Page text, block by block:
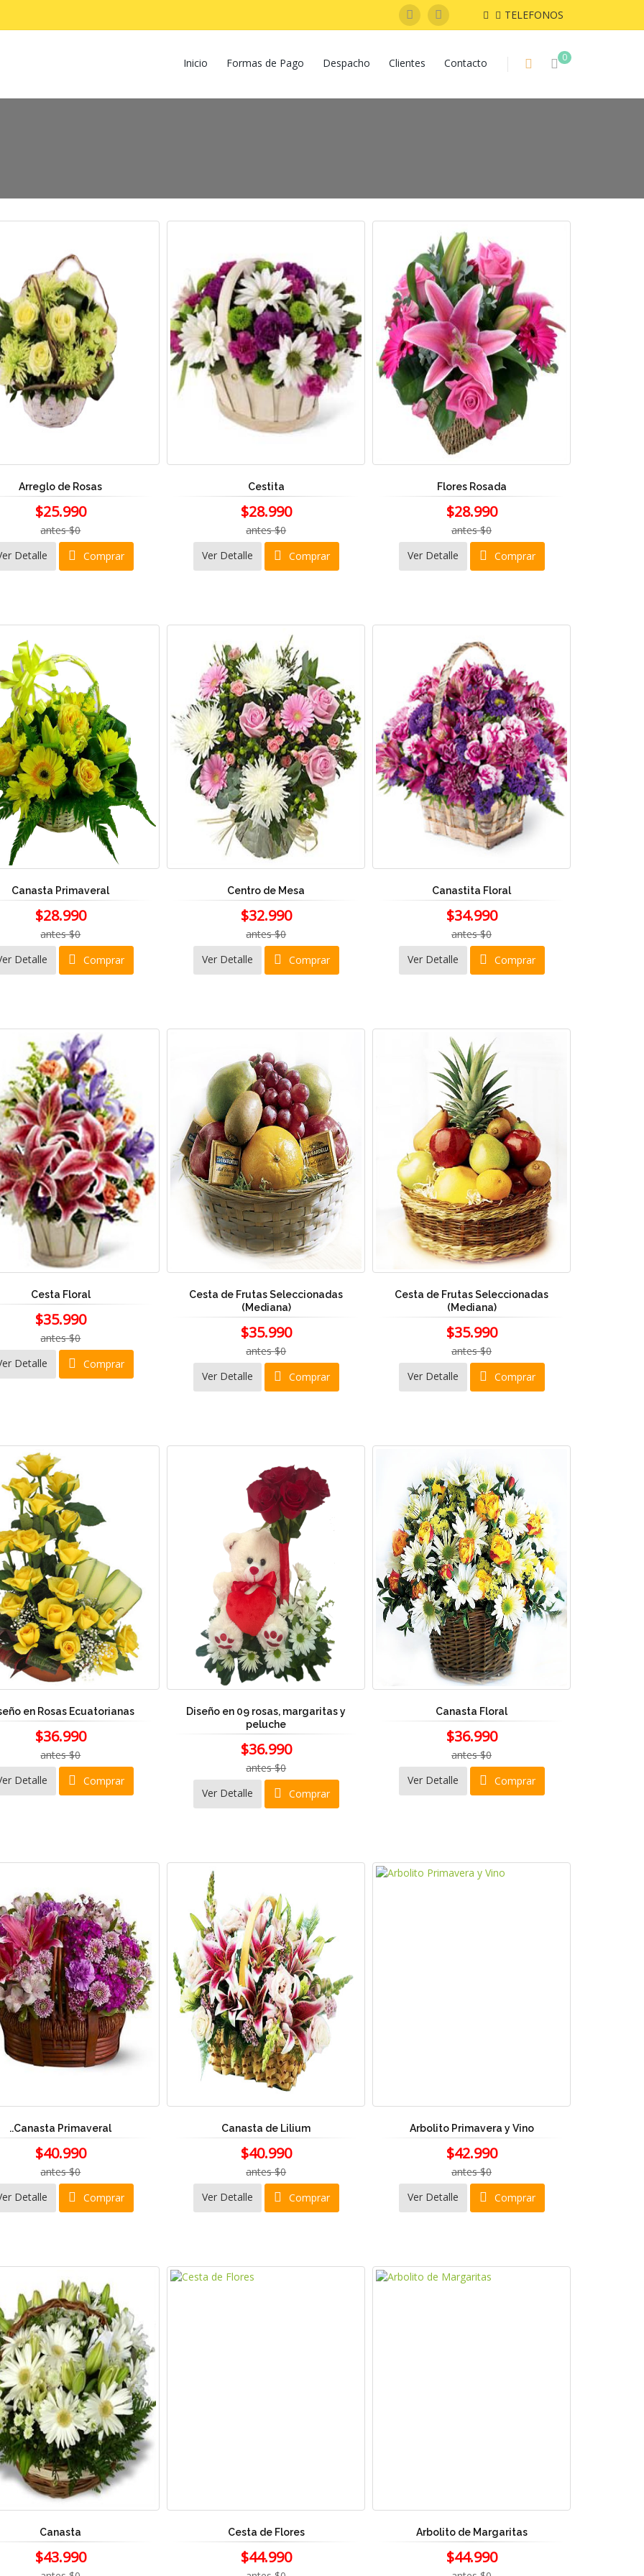
TELEFONOS
0
Inicio Formas de Pago Despacho Clientes Contacto
Arreglo de Rosas
$25.990
antes $0
Detalle
Comprar
Cestita
$28.990
antes $0
Ver Detalle
Comprar
Flores Rosada
$28.990
antes $0
Ver Detalle
Comprar
Canasta Primaveral
$28.990
antes $0
Detalle
Comprar
Centro de Mesa
$32.990
antes $0
Ver Detalle
Comprar
Canastita Floral
$34.990
antes $0
Ver Detalle
Comprar
Cesta Floral
$35.990
antes $0
Detalle
Comprar
Cesta de Frutas Seleccionadas
(Mediana)
$35.990
antes $0
Ver Detalle
Comprar
Cesta de Frutas Seleccionadas
(Mediana)
$35.990
antes $0
Ver Detalle
Comprar
en Rosas Ecuatorianas
$36.990
antes $0
Detalle
Comprar
Diseño en 09 rosas, margaritas y
peluche
$36.990
antes $0
Ver Detalle
Comprar
Canasta Floral
$36.990
antes $0
Ver Detalle
Comprar
..Canasta Primaveral
$40.990
antes $0
Detalle
Comprar
Canasta de Lilium
$40.990
antes $0
Ver Detalle
Comprar
Arbolito Primavera y Vino
$42.990
antes $0
Ver Detalle
Comprar
Canasta
$43.990
Cesta de Flores
$44.990
Arbolito de Margaritas
$44.990